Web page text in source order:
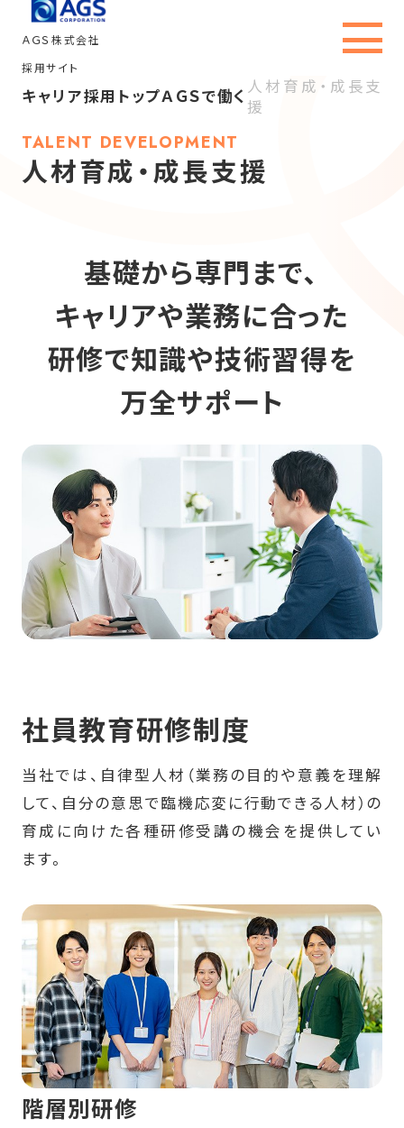
ＡＧＳ株式会社
採用サイト
キャリア採用トップ
ＡＧＳを知る
社員インタビュー
ＡＧＳで働く
募集要項
ENTRY
キャリア採用トップＡＧＳで働く 人材育成・成長支
援
TALENT DEVELOPMENT
人材育成・成長支援
基礎から専門まで、
キャリアや業務に合った
研修で知識や技術習得を
万全サポート
社員教育研修制度
当社では、自律型人材（業務の目的や意義を理解
して、自分の意思で臨機応変に行動できる人材）の
育成に向けた各種研修受講の機会を提供してい
ます。
階層別研修